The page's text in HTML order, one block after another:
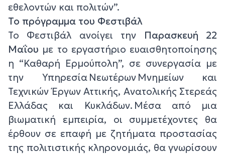
εθελοντών και πολιτών”.
Το πρόγραμμα του Φεστιβάλ
Το Φεστιβάλ ανοίγει την Παρασκευή 22
Μαΐου με το εργαστήριο ευαισθητοποίησης
η “Καθαρή Ερμούπολη”, σε συνεργασία με
την Υπηρεσία Νεωτέρων Μνημείων και
Τεχνικών Έργων Αττικής, Ανατολικής Στερεάς
Ελλάδας και Κυκλάδων. Μέσα από μια
βιωματική εμπειρία, οι συμμετέχοντες θα
έρθουν σε επαφή με ζητήματα προστασίας
της πολιτιστικής κληρονομιάς, θα γνωρίσουν